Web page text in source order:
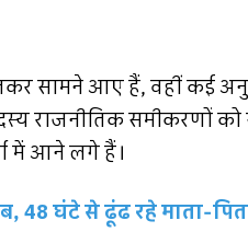
सामने आए हैं, वहीं कई
राजनीतिक समीकरणों
में आने लगे हैं।
घंटे से ढूंढ रहे माता-